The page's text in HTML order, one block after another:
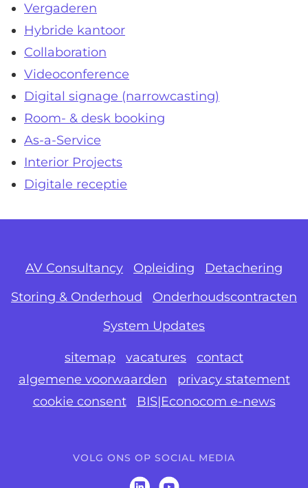
Vergaderen
Hybride kantoor
Collaboration
Videoconference
Digital signage (narrowcasting)
Room- & desk booking
As-a-Service
Interior Projects
Digitale receptie
AV Consultancy Opleiding
Detachering
Storing & Onderhoud
Onderhoudscontracten
System Updates
sitemap vacatures
contact
algemene voorwaarden
privacy statement
cookie consent
BIS|Econocom e-news
VOLG ONS OP SOCIAL MEDIA